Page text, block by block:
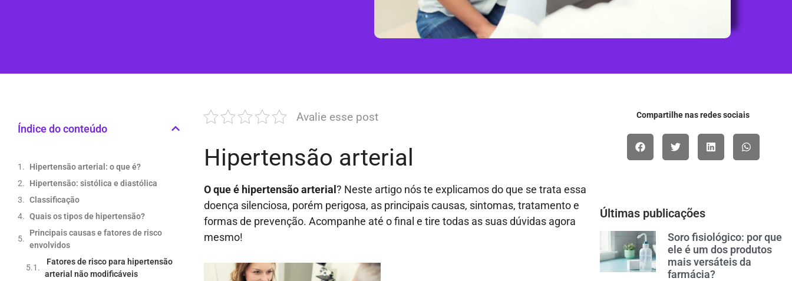
Índice do conteúdo
Hipertensão arterial: o que é?
Hipertensão: sistólica e diastólica
Classificação
Quais os tipos de hipertensão?
Principais causas e fatores de risco
envolvidos
Fatores de risco para hipertensão
arterial não modificáveis
Avalie esse post
Hipertensão arterial
O que é hipertensão arterial ? Neste artigo nós te explicamos do que se trata essa
doença silenciosa, porém perigosa, as principais causas, sintomas, tratamento e
formas de prevenção. Acompanhe até o final e tire todas as suas dúvidas agora
mesmo!
Compartilhe nas redes sociais
Últimas publicações
Soro fisiológico: por que
ele é um dos produtos
mais versáteis da
farmácia?